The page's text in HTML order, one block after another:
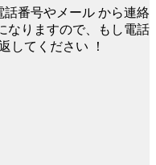
話番号やメール から連絡
なりますので、もし電話
してください ！